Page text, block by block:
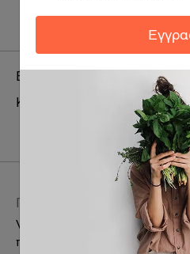
Brand:
Κατηγορία:
Ατομική
διατροφής
Περιποίηση
Περιγραφή:
Vegan γυναικεία κολόνια με
πάθους.